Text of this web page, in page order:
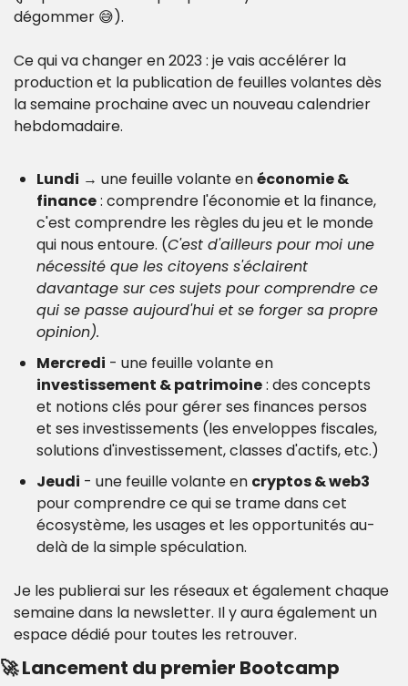
dégommer 😅).
Ce qui va changer en 2023 : je vais accélérer la
production et la publication de feuilles volantes dès
la semaine prochaine avec un nouveau calendrier
hebdomadaire.
Lundi → une feuille volante en économie &
finance : comprendre l'économie et la finance,
c'est comprendre les règles du jeu et le monde
qui nous entoure. (C'est d'ailleurs pour moi une
nécessité que les citoyens s'éclairent
davantage sur ces sujets pour comprendre ce
qui se passe aujourd'hui et se forger sa propre
opinion).
Mercredi
investissement & patrimoine : des concepts
et notions clés pour gérer ses finances persos
et ses investissements (les enveloppes fiscales,
solutions d'investissement, classes d'actifs, etc.)
Jeudi - une feuille volante en cryptos & web3
pour comprendre ce qui se trame dans cet
écosystème, les usages et les opportunités au-
delà de la simple spéculation.
Je les publierai sur les réseaux et également chaque
semaine dans la newsletter. Il y aura également un
espace dédié pour toutes les retrouver.
🚀 Lancement du premier Bootcamp